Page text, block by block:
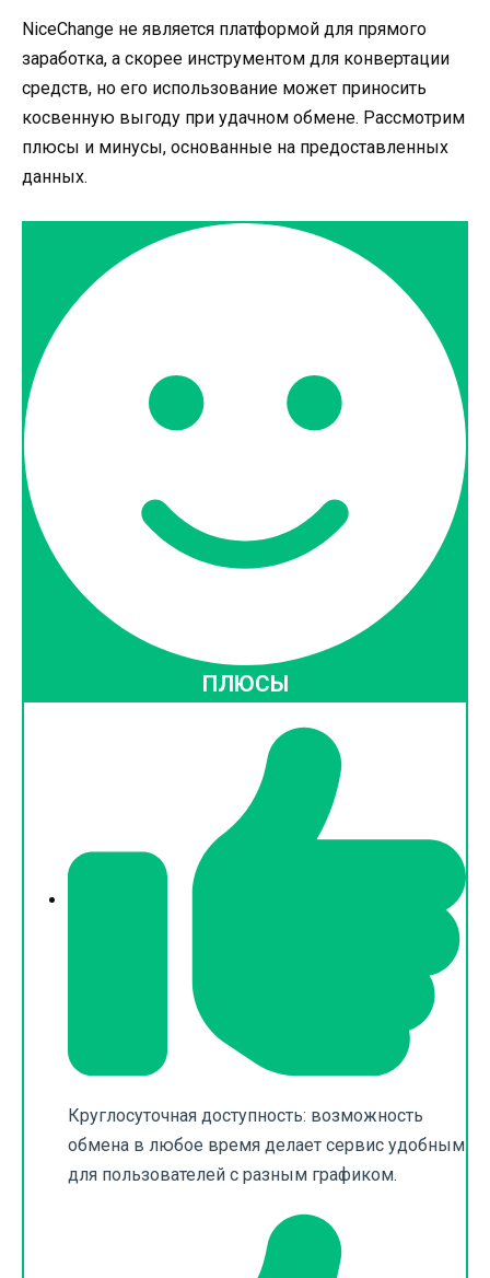
NiceChange не является платформой для прямого
заработка, а скорее инструментом для конвертации
средств, но его использование может приносить
косвенную выгоду при удачном обмене. Рассмотрим
плюсы и минусы, основанные на предоставленных
данных.
ПЛЮСЫ
Круглосуточная доступность: возможность
обмена в любое время делает сервис удобным
для пользователей с разным графиком.